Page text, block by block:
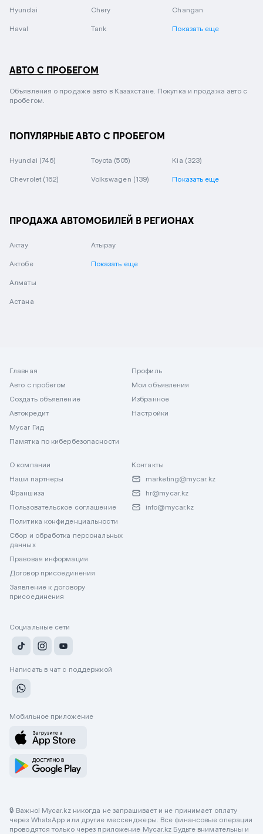
Hyundai Chery Changan
Haval Tank Показать еще
АВТО С ПРОБЕГОМ
Объявления о продаже авто в Казахстане. Покупка и продажа авто с
пробегом.
ПОПУЛЯРНЫЕ АВТО С ПРОБЕГОМ
Hyundai (746) Toyota (505) Kia (323)
Chevrolet (162) Volkswagen (139) Показать еще
ПРОДАЖА АВТОМОБИЛЕЙ В РЕГИОНАХ
Актау
Актобе
Алматы
Астана
Атырау
Показать еще
Главная
Авто с пробегом
Создать объявление
Автокредит
Mycar Гид
Памятка по кибербезопасности
Профиль
Мои объявления
Избранное
Настройки
О компании
Наши партнеры
Франшиза
Пользовательское соглашение
Политика конфиденциальности
Сбор и обработка персональных
данных
Правовая информация
Договор присоединения
Заявление к договору
присоединения
Контакты
marketing@mycar.kz
hr@mycar.kz
info@mycar.kz
Социальные сети
Написать в чат с поддержкой
Мобильное приложение
🔒 Важно! Mycar.kz никогда не запрашивает и не принимает оплату
через WhatsApp или другие мессенджеры. Все финансовые операции
проводятся только через приложение Mycar.kz Будьте внимательны и